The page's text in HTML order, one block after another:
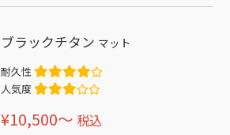
ブラックチタン マット
耐久性
人気度
¥10,500〜 税込